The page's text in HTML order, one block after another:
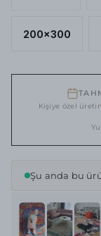
200x300
Kişiye özel
Şu anda bu